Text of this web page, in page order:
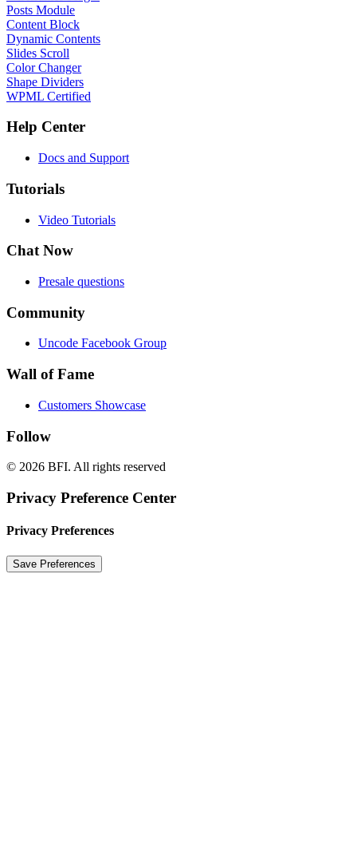
Posts Module
Content Block
Dynamic Contents
Slides Scroll
Color Changer
Shape Dividers
WPML Certified
Help Center
Docs and Support
Tutorials
Video Tutorials
Chat Now
Presale questions
Community
Uncode Facebook Group
Wall of Fame
Customers Showcase
Follow
© 2026 BFI. All rights reserved
Privacy Preference Center
Privacy Preferences